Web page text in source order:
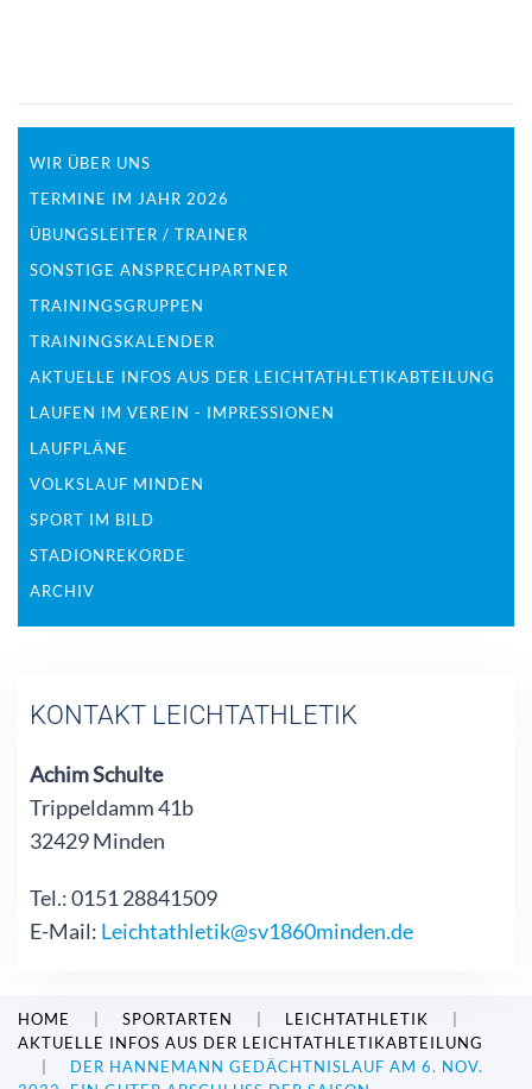
WIR ÜBER UNS
TERMINE IM JAHR 2026
ÜBUNGSLEITER / TRAINER
SONSTIGE ANSPRECHPARTNER
TRAININGSGRUPPEN
TRAININGSKALENDER
AKTUELLE INFOS AUS DER LEICHTATHLETIKABTEILUNG
LAUFEN IM VEREIN - IMPRESSIONEN
LAUFPLÄNE
VOLKSLAUF MINDEN
SPORT IM BILD
STADIONREKORDE
ARCHIV
KONTAKT LEICHTATHLETIK
Achim Schulte
Trippeldamm 41b
32429 Minden
Tel.: 0151 28841509
E-Mail: Leichtathletik@sv1860minden.de
HOME SPORTARTEN
LEICHTATHLETIK
AKTUELLE INFOS AUS DER LEICHTATHLETIKABTEILUNG
DER HANNEMANN GEDÄCHTNISLAUF AM 6. NOV.